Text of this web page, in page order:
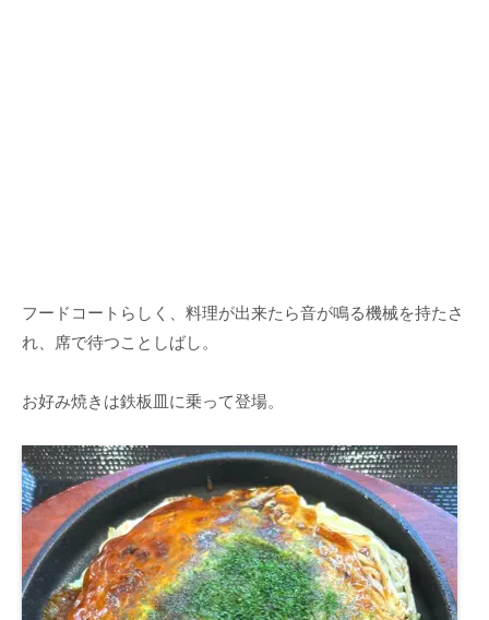
フードコートらしく、料理が出来たら音が鳴る機械を持たさ
れ、席で待つことしばし。
お好み焼きは鉄板皿に乗って登場。